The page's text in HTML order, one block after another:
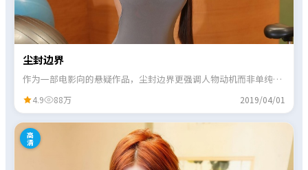
尘封边界
作为一部电影向的悬疑作品，尘封边界更强调人物动机而非单纯奇
4.9 88万 2019/04/01
高
清